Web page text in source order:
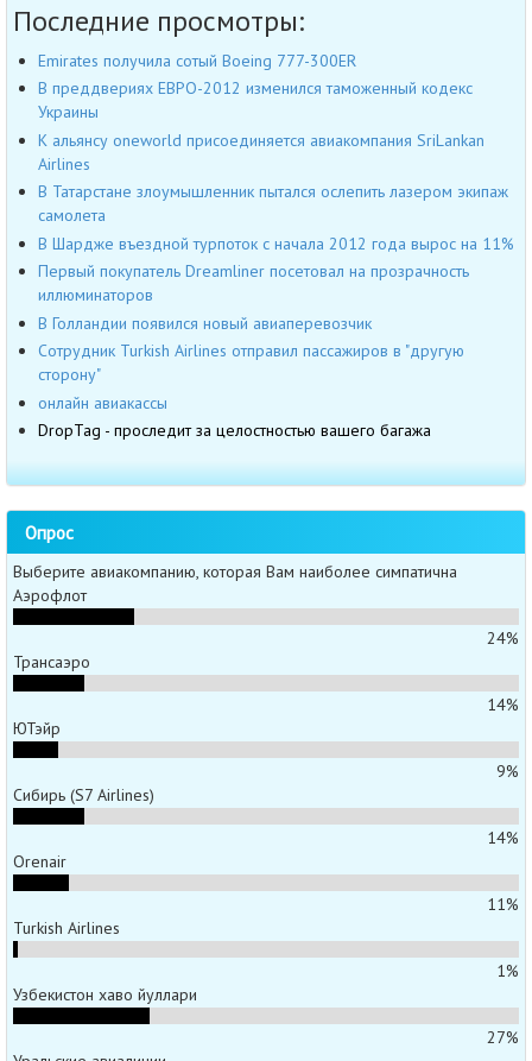
Последние просмотры:
Emirates получила сотый Boeing 777-300ER
В преддвериях ЕВРО-2012 изменился таможенный кодекс
Украины
К альянсу oneworld присоединяется авиакомпания SriLankan
Airlines
В Татарстане злоумышленник пытался ослепить лазером экипаж
самолета
В Шардже въездной турпоток с начала 2012 года вырос на 11%
Первый покупатель Dreamliner посетовал на прозрачность
иллюминаторов
В Голландии появился новый авиаперевозчик
Сотрудник Turkish Airlines отправил пассажиров в "другую
сторону"
онлайн авиакассы
DropTag - проследит за целостностью вашего багажа
Опрос
Выберите авиакомпанию, которая Вам наиболее симпатична
Аэрофлот
24%
Трансаэро
14%
ЮТэйр
9%
Сибирь (S7 Airlines)
14%
Orenair
11%
Turkish Airlines
1%
Узбекистон хаво йуллари
27%